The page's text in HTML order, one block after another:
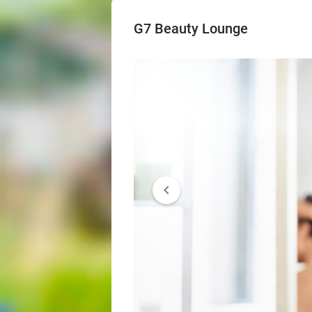
G7 Beauty Lounge
chevron_left